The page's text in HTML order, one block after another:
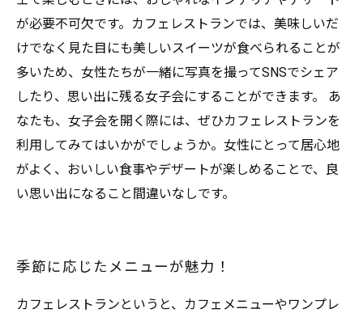
が必要不可欠です。カフェレストランでは、美味しいだ
けでなく見た目にも美しいスイーツが食べられることが
多いため、女性たちが一緒に写真を撮ってSNSでシェア
したり、思い出に残る女子会にすることができます。 あ
なたも、女子会を開く際には、ぜひカフェレストランを
利用してみてはいかがでしょうか。女性にとって居心地
がよく、おいしい食事やデザートが楽しめることで、良
い思い出になること間違いなしです。
季節に応じたメニューが魅力！
カフェレストランというと、カフェメニューやワンプレ